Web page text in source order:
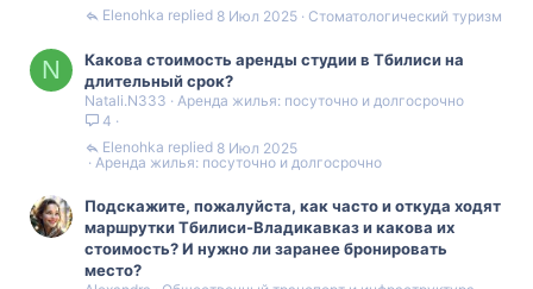
Стоматологический туризм
8 Июл 2025
Elenohka
N
Какова стоимость аренды студии в Тбилиси на
длительный срок?
Natali.N333
Аренда жилья: посуточно и долгосрочно
4
Аренда жилья: посуточно и долгосрочно
8 Июл 2025
Elenohka
Подскажите, пожалуйста, как часто и откуда ходят
маршрутки Тбилиси-Владикавказ и какова их
стоимость? И нужно ли заранее бронировать
место?